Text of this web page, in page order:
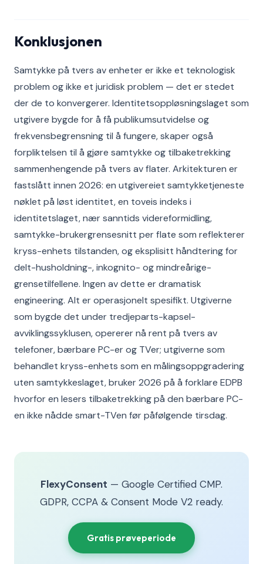
Konklusjonen
Samtykke på tvers av enheter er ikke et teknologisk
problem og ikke et juridisk problem — det er stedet
der de to konvergerer. Identitetsoppløsningslaget som
utgivere bygde for å få publikumsutvidelse og
frekvensbegrensning til å fungere, skaper også
forpliktelsen til å gjøre samtykke og tilbaketrekking
sammenhengende på tvers av flater. Arkitekturen er
fastslått innen 2026: en utgivereiet samtykketjeneste
nøklet på løst identitet, en toveis indeks i
identitetslaget, nær sanntids videreformidling,
samtykke-brukergrensesnitt per flate som reflekterer
kryss-enhets tilstanden, og eksplisitt håndtering for
delt-husholdning-, inkognito- og mindreårige-
grensetilfellene. Ingen av dette er dramatisk
engineering. Alt er operasjonelt spesifikt. Utgiverne
som bygde det under tredjeparts-kapsel-
avviklingssyklusen, opererer nå rent på tvers av
telefoner, bærbare PC-er og TVer; utgiverne som
behandlet kryss-enhets som en målingsoppgradering
uten samtykkeslaget, bruker 2026 på å forklare EDPB
hvorfor en lesers tilbaketrekking på den bærbare PC-
en ikke nådde smart-TVen før påfølgende tirsdag.
FlexyConsent — Google Certified CMP.
GDPR, CCPA & Consent Mode V2 ready.
Gratis prøveperiode